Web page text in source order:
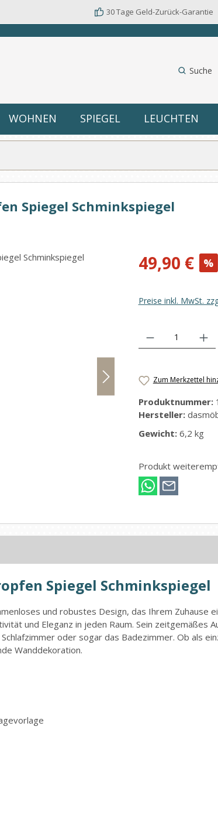
30 Tage Geld-Zurück-Garantie
Suche
WOHNEN SPIEGEL LEUCHTEN
Spiegel Schminkspiegel
Verkaufspreis:
49,90 € %
Preise inkl. MwSt.
Produkt Anzahl:
Zum Merkzettel
Produktnummer:
Hersteller:
Gewicht: 6,2 kg
Produkt
Spiegel Schminkspiegel
und robustes Design, das Ihrem Zuhause
und Eleganz in jeden Raum. Sein zeitgemäßes
oder sogar das Badezimmer. Ob als
Wanddekoration.